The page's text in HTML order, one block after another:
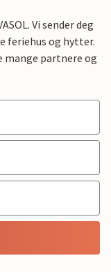
Vi sender deg
feriehus og hytter.
mange partnere og